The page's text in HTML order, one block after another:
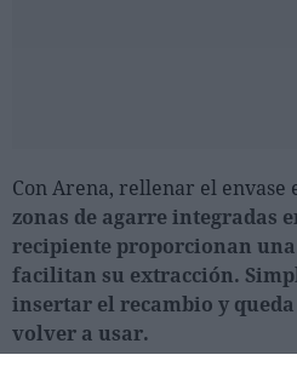
Con Arena, rellenar el envase
zonas de agarre integradas
recipiente proporcionan
facilitan su extracción.
insertar el recambio y
volver a usar.